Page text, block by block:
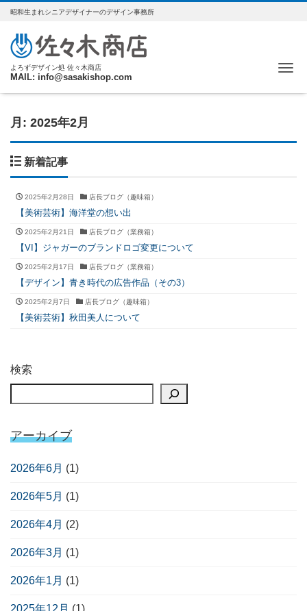
昭和生まれシニアデザイナーのデザイン事務所
よろずデザイン処 佐々木商店
MAIL: info@sasakishop.com
月: 2025年2月
新着記事
2025年2月28日 店長ブログ（趣味箱）
【美術芸術】海洋堂の想い出
2025年2月21日 店長ブログ（業務箱）
【VI】ジャガーのブランドロゴ変更について
2025年2月17日 店長ブログ（業務箱）
【デザイン】青き時代の広告作品（その3）
2025年2月7日 店長ブログ（趣味箱）
【美術芸術】秋田美人について
検索
アーカイブ
2026年6月 (1)
2026年5月 (1)
2026年4月 (2)
2026年3月 (1)
2026年1月 (1)
2025年12月 (1)